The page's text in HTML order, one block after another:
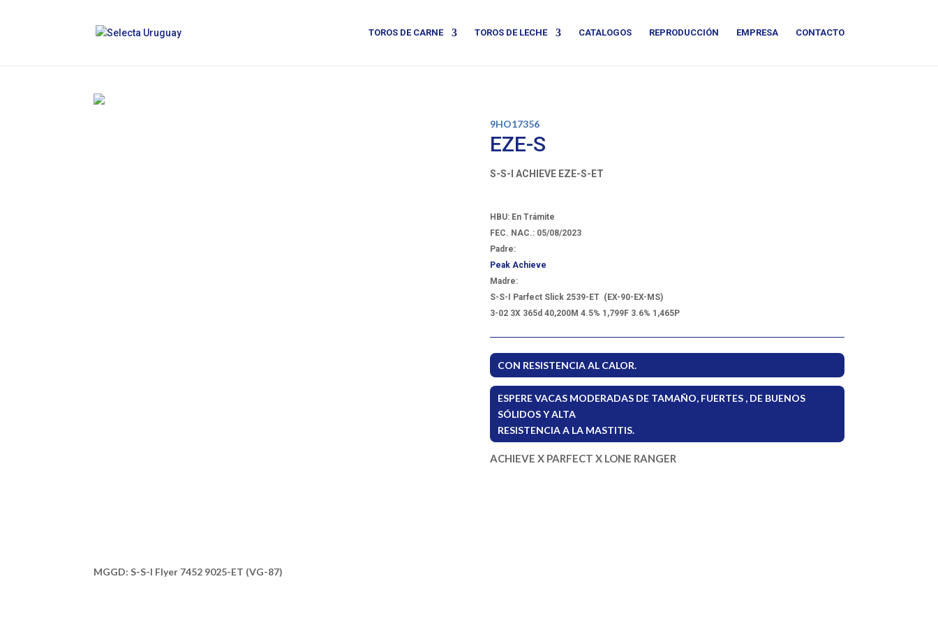
TOROS DE CARNE TOROS DE LECHE CATALOGOS REPRODUCCIÓN EMPRESA CONTACTO
9HO17356
EZE-S
S-S-I ACHIEVE EZE-S-ET
HBU: En Trámite
FEC. NAC.: 05/08/2023
Padre:
Peak Achieve
Madre:
S-S-I Parfect Slick 2539-ET (EX-90-EX-MS)
3-02 3X 365d 40,200M 4.5% 1,799F 3.6% 1,465P
CON RESISTENCIA AL CALOR.
ESPERE VACAS MODERADAS DE TAMAÑO, FUERTES , DE BUENOS
SÓLIDOS Y ALTA
RESISTENCIA A LA MASTITIS.
ACHIEVE X PARFECT X LONE RANGER
MGGD: S-S-I Flyer 7452 9025-ET (VG-87)